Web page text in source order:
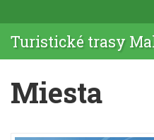
Turistické trasy
Miesta